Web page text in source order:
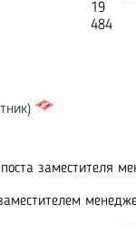
19
484
заместителя